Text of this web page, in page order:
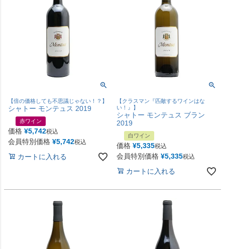
【倍の価格しても不思議じゃない！？】
シャトー モンテュス 2019
赤ワイン
価格 ¥5,742税込
会員特別価格 ¥5,742税込
カートに入れる
【クラスマン『匹敵するワインはな
い！』】
シャトー モンテュス ブラン
2019
白ワイン
価格 ¥5,335税込
会員特別価格 ¥5,335税込
カートに入れる